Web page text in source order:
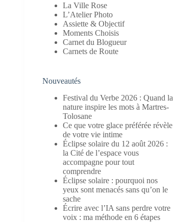
La Ville Rose
L’Atelier Photo
Assiette & Objectif
Moments Choisis
Carnet du Blogueur
Carnets de Route
Nouveautés
Festival du Verbe 2026 : Quand la
nature inspire les mots à Martres-
Tolosane
Ce que votre glace préférée révèle
de votre vie intime
Éclipse solaire du 12 août 2026 :
la Cité de l’espace vous
accompagne pour tout
comprendre
Éclipse solaire : pourquoi nos
yeux sont menacés sans qu’on le
sache
Écrire avec l’IA sans perdre votre
voix : ma méthode en 6 étapes